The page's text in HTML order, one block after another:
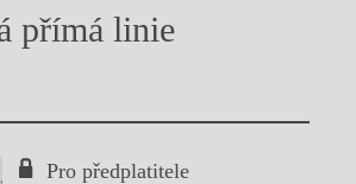
přímá linie
Pro předplatitele